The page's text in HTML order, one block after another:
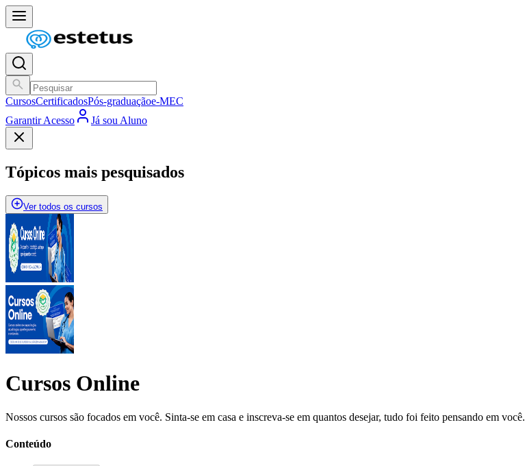
CursosCertificadosPós-graduaçãoe-MEC
Garantir Acesso
Já sou Aluno
Tópicos mais pesquisados
Ver todos os cursos
Cursos Online
Nossos cursos são focados em você. Sinta-se em casa e inscreva-se em quantos desejar, tudo foi feito pensando em você.
Conteúdo